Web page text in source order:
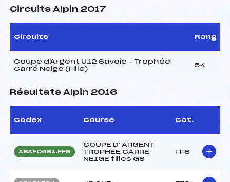
Circuits Alpin 2017
Circuits Rang
Coupe d'Argent U12 Savoie – Trophée
Carré Neige (Fille)
54
Résultats Alpin 2016
Codex Course Cat.
ASAF0691.FFS
COUPE D' ARGENT
TROPHEE CARRE
NEIGE filles GS
FFS